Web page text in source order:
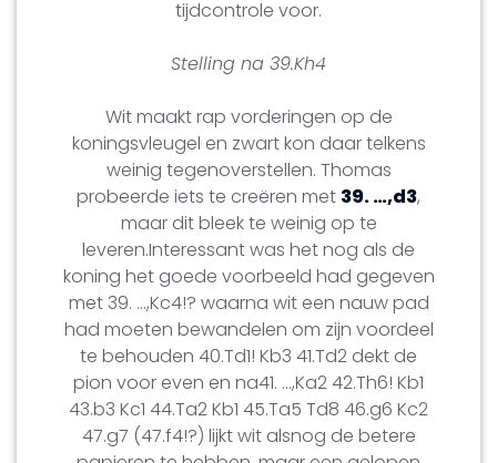
tijdcontrole voor.
Stelling na 39.Kh4
Wit maakt rap vorderingen op de
koningsvleugel en zwart kon daar telkens
weinig tegenoverstellen. Thomas
probeerde iets te creëren met 39. …,d3,
maar dit bleek te weinig op te
leveren.Interessant was het nog als de
koning het goede voorbeeld had gegeven
met 39. …,Kc4!? waarna wit een nauw pad
had moeten bewandelen om zijn voordeel
te behouden 40.Td1! Kb3 41.Td2 dekt de
pion voor even en na41. …,Ka2 42.Th6! Kb1
43.b3 Kc1 44.Ta2 Kb1 45.Ta5 Td8 46.g6 Kc2
47.g7 (47.f4!?) lijkt wit alsnog de betere